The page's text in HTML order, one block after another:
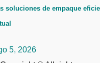
soluciones de empaque
5, 2026